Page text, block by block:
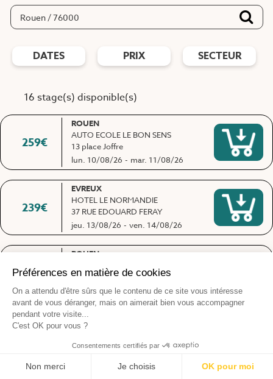
DATES PRIX SECTEUR
16 stage(s) disponible(s)
259€
ROUEN
AUTO ECOLE LE BON SENS
13 place Joffre
lun. 10/08/26 - mar. 11/08/26
239€
EVREUX
HOTEL LE NORMANDIE
37 RUE EDOUARD FERAY
jeu. 13/08/26 - ven. 14/08/26
245€
ROUEN
13 place Joffre
jeu. 13/08/26 - ven. 14/08/26
ROUEN
AUTO ECOLE LE BON SENS
13 place Joffre